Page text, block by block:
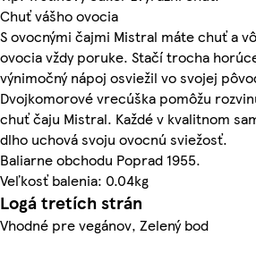
Chuť vášho ovocia
S ovocnými čajmi Mistral máte chuť a
ovocia vždy poruke. Stačí trocha
výnimočný nápoj osviežil vo svojej
Dvojkomorové vrecúška pomôžu
chuť čaju Mistral. Každé v kvalitnom
dlho uchová svoju ovocnú sviežosť.
Baliarne obchodu Poprad 1955.
Veľkosť balenia: 0.04kg
Logá tretích strán
Vhodné pre vegánov, Zelený bod